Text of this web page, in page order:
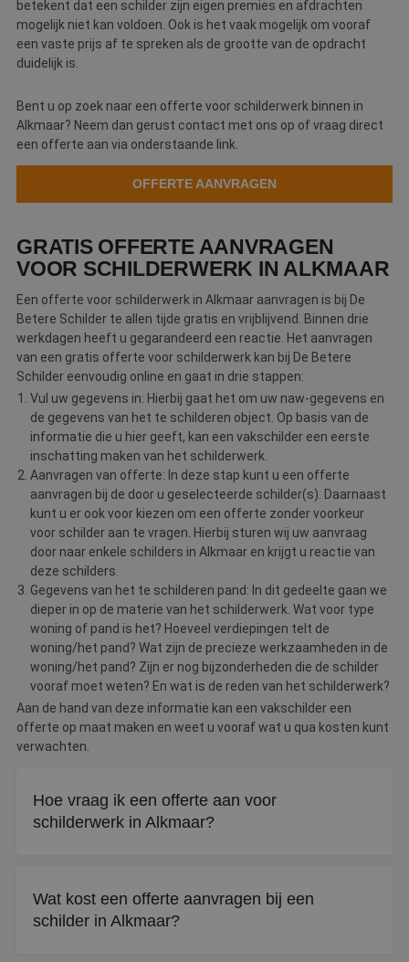
betekent dat een schilder zijn eigen premies en afdrachten
mogelijk niet kan voldoen. Ook is het vaak mogelijk om vooraf
een vaste prijs af te spreken als de grootte van de opdracht
duidelijk is.
Bent u op zoek naar een offerte voor schilderwerk binnen in
Alkmaar? Neem dan gerust contact met ons op of vraag direct
een offerte aan via onderstaande link.
OFFERTE AANVRAGEN
GRATIS OFFERTE AANVRAGEN
VOOR SCHILDERWERK IN ALKMAAR
Een offerte voor schilderwerk in Alkmaar aanvragen is bij De
Betere Schilder te allen tijde gratis en vrijblijvend. Binnen drie
werkdagen heeft u gegarandeerd een reactie. Het aanvragen
van een gratis offerte voor schilderwerk kan bij De Betere
Schilder eenvoudig online en gaat in drie stappen:
Vul uw gegevens in: Hierbij gaat het om uw naw-gegevens en
de gegevens van het te schilderen object. Op basis van de
informatie die u hier geeft, kan een vakschilder een eerste
inschatting maken van het schilderwerk.
Aanvragen van offerte: In deze stap kunt u een offerte
aanvragen bij de door u geselecteerde schilder(s). Daarnaast
kunt u er ook voor kiezen om een offerte zonder voorkeur
voor schilder aan te vragen. Hierbij sturen wij uw aanvraag
door naar enkele schilders in Alkmaar en krijgt u reactie van
deze schilders.
Gegevens van het te schilderen pand: In dit gedeelte gaan we
dieper in op de materie van het schilderwerk. Wat voor type
woning of pand is het? Hoeveel verdiepingen telt de
woning/het pand? Wat zijn de precieze werkzaamheden in de
woning/het pand? Zijn er nog bijzonderheden die de schilder
vooraf moet weten? En wat is de reden van het schilderwerk?
Aan de hand van deze informatie kan een vakschilder een
offerte op maat maken en weet u vooraf wat u qua kosten kunt
verwachten.
Hoe vraag ik een offerte aan voor
schilderwerk in Alkmaar?
werkdagen neemt een schilder contact met u op.
Wat kost een offerte aanvragen bij een
schilder in Alkmaar?